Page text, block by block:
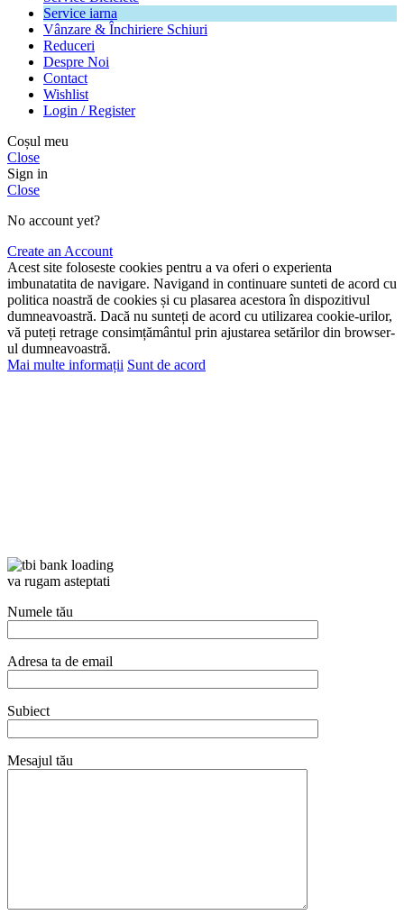
Service iarna
Vânzare & Închiriere Schiuri
Reduceri
Despre Noi
Contact
Wishlist
Login / Register
Coșul meu
Close
Sign in
Close
No account yet?
Create an Account
Acest site foloseste cookies pentru a va oferi o experienta
imbunatatita de navigare. Navigand in continuare sunteti de acord cu
politica noastră de cookies și cu plasarea acestora în dispozitivul
dumneavoastră. Dacă nu sunteți de acord cu utilizarea cookie-urilor,
vă puteți retrage consimțământul prin ajustarea setărilor din browser-
ul dumneavoastră.
Mai multe informații Sunt de acord
va rugam asteptati
Numele tău
Adresa ta de email
Subiect
Mesajul tău